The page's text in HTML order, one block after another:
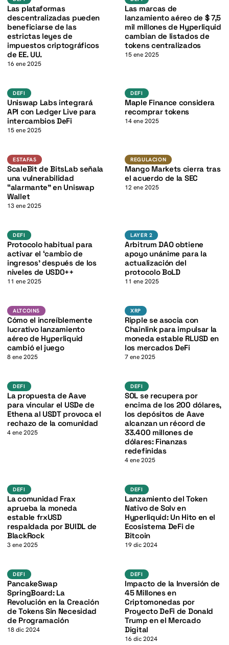
Las plataformas
descentralizadas pueden
beneficiarse de las
estrictas leyes de
impuestos criptográficos
de EE. UU.
16 ene 2025
Las marcas de
lanzamiento aéreo de $ 7,5
mil millones de Hyperliquid
cambian de listados de
tokens centralizados
15 ene 2025
DEFI K
DEFI
Uniswap Labs integrará
API con Ledger Live para
intercambios DeFi
15 ene 2025
DEFI
Maple Finance considera
recomprar tokens
14 ene 2025
Estafas
K
ESTAFAS
ScaleBit de BitsLab señala
una vulnerabilidad
“alarmante” en Uniswap
Wallet
13 ene 2025
Regulacion
REGULACION
Mango Markets cierra tras
el acuerdo de la SEC
12 ene 2025
K
DEFI
Protocolo habitual para
activar el ‘cambio de
ingresos’ después de los
niveles de USD0++
11 ene 2025
Layer 2
LAYER 2
Arbitrum DAO obtiene
apoyo unánime para la
actualización del
protocolo BoLD
11 ene 2025
Altcoins
K
ALTCOINS
Cómo el increíblemente
lucrativo lanzamiento
aéreo de Hyperliquid
cambió el juego
8 ene 2025
XRPXRP
Ripple se asocia con
Chainlink para impulsar la
moneda estable RLUSD en
los mercados DeFi
7 ene 2025
DEFI K
DEFI
La propuesta de Aave
para vincular el USDe de
Ethena al USDT provoca el
rechazo de la comunidad
4 ene 2025
DEFIDEFI
SOL se recupera por
encima de los 200 dólares,
los depósitos de Aave
alcanzan un récord de
33.400 millones de
dólares: Finanzas
redefinidas
4 ene 2025
K
DEFI
La comunidad Frax
aprueba la moneda
estable frxUSD
respaldada por BUIDL de
BlackRock
3 ene 2025
DEFIDEFI
Lanzamiento del Token
Nativo de Solv en
Hyperliquid: Un Hito en el
Ecosistema DeFi de
Bitcoin
19 dic 2024
K
DEFI
PancakeSwap
SpringBoard: La
Revolución en la Creación
de Tokens Sin Necesidad
de Programación
18 dic 2024
DEFIDEFI
Impacto de la Inversión de
45 Millones en
Criptomonedas por
Proyecto DeFi de Donald
Trump en el Mercado
Digital
16 dic 2024